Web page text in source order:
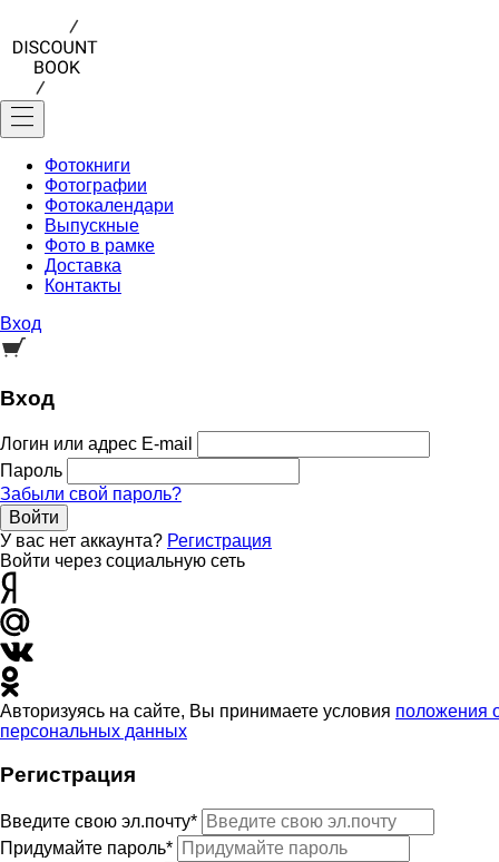
Фотокниги
Фотографии
Фотокалендари
Выпускные
Фото в рамке
Доставка
Контакты
Вход
Вход
Логин или адрес E-mail
Пароль
Забыли свой пароль?
Войти
У вас нет аккаунта? Регистрация
Войти через социальную сеть
Авторизуясь на сайте, Вы принимаете условия положения
персональных данных
Регистрация
Введите свою эл.почту*
Придумайте пароль*